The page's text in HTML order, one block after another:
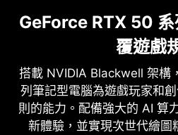
GeForce RTX 50
覆遊戲
搭載 NVIDIA Blackwell 架構
列筆記型電腦為遊戲玩家和
則的能力。配備強大的 AI 算
新體驗，並實現次世代繪圖